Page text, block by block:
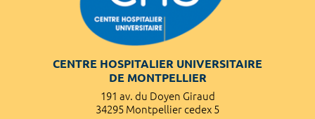
CENTRE HOSPITALIER UNIVERSITAIRE
DE MONTPELLIER
191 av. du Doyen Giraud
34295 Montpellier cedex 5